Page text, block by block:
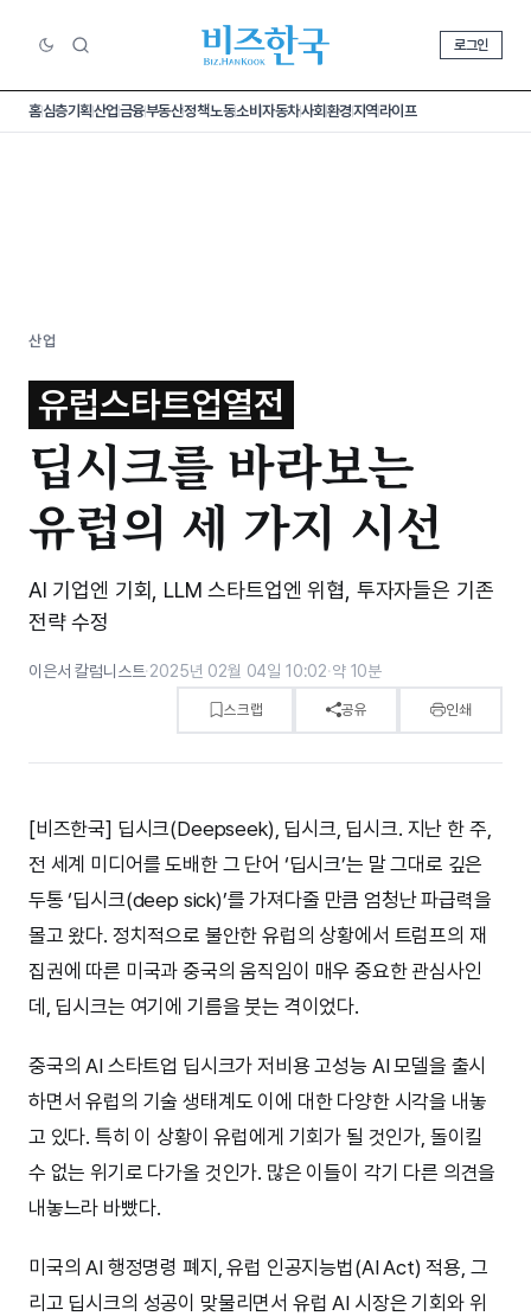
로그인
홈심층기획산업금융부동산정책노동소비 자동차사회환경지역라이프
산업
유럽스타트업열전
딥시크를 바라보는
유럽의 세 가지 시선
AI 기업엔 기회, LLM 스타트업엔 위협, 투자자들은 기존
전략 수정
이은서 칼럼니스트·2025년 02월 04일 10:02·약 10분
스크랩 공유 인쇄
[비즈한국] 딥시크(Deepseek), 딥시크, 딥시크. 지난 한 주,
전 세계 미디어를 도배한 그 단어 ‘딥시크’는 말 그대로 깊은
두통 ‘딥시크(deep sick)’를 가져다줄 만큼 엄청난 파급력을
몰고 왔다. 정치적으로 불안한 유럽의 상황에서 트럼프의 재
집권에 따른 미국과 중국의 움직임이 매우 중요한 관심사인
데, 딥시크는 여기에 기름을 붓는 격이었다.
중국의 AI 스타트업 딥시크가 저비용 고성능 AI 모델을 출시
하면서 유럽의 기술 생태계도 이에 대한 다양한 시각을 내놓
고 있다. 특히 이 상황이 유럽에게 기회가 될 것인가, 돌이킬
수 없는 위기로 다가올 것인가. 많은 이들이 각기 다른 의견을
내놓느라 바빴다.
미국의 AI 행정명령 폐지, 유럽 인공지능법(AI Act) 적용, 그
리고 딥시크의 성공이 맞물리면서 유럽 AI 시장은 기회와 위